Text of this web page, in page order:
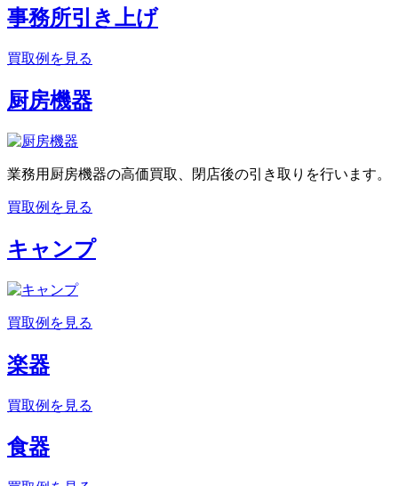
事務所引き上げ
買取例を見る
厨房機器
業務用厨房機器の高価買取、閉店後の引き取りを行います。
買取例を見る
キャンプ
買取例を見る
楽器
買取例を見る
食器